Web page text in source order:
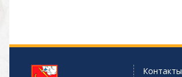
Контакты